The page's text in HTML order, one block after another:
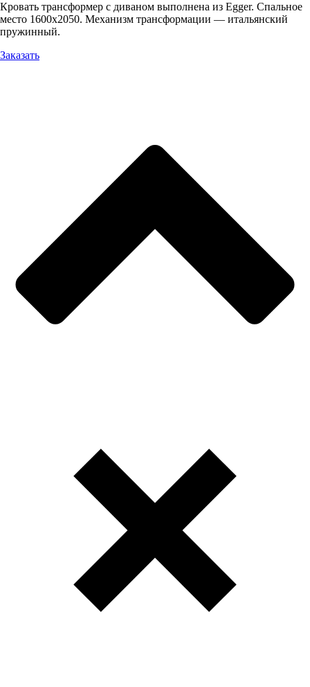
Кровать трансформер с диваном выполнена из Egger. Спальное
место 1600х2050. Механизм трансформации — итальянский
пружинный.
Заказать